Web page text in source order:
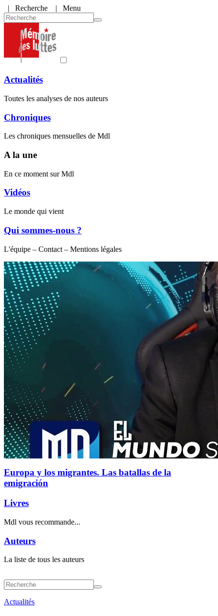
| Recherche | Menu
Actualités
Toutes les analyses de nos auteurs
Chroniques
Les chroniques mensuelles de Mdl
A la une
En ce moment sur Mdl
Vidéos
Le monde qui vient
Qui sommes-nous ?
L'équipe – Contact – Mentions légales
Europa y los migrantes. Las batallas de la
emigración
Livres
Mdl vous recommande...
Auteurs
La liste de tous les auteurs
Actualités